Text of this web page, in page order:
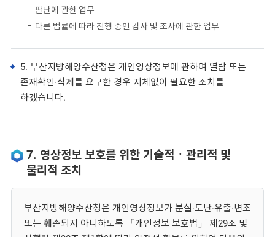
판단에 관한 업무
다른 법률에 따라 진행 중인 감사 및 조사에 관한 업무
5. 부산지방해양수산청은 개인영상정보에 관하여 열람 또는
존재확인·삭제를 요구한 경우 지체없이 필요한 조치를
하겠습니다.
7. 영상정보 보호를 위한 기술적ㆍ관리적 및
물리적 조치
부산지방해양수산청은 개인영상정보가 분실·도난·유출·변조
또는 훼손되지 아니하도록 「개인정보 보호법」 제29조 및